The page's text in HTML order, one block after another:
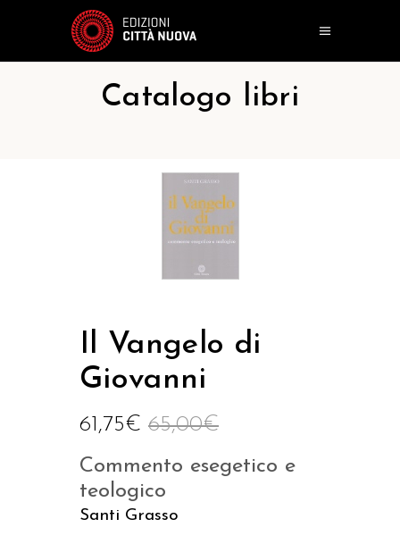
Catalogo libri
Il Vangelo di
Giovanni
65,00€
61,75€
Commento esegetico e
teologico
Santi Grasso